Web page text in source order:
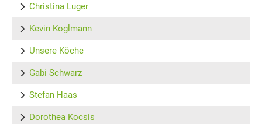
Christina Luger
Kevin Koglmann
Unsere Köche
Gabi Schwarz
Stefan Haas
Dorothea Kocsis